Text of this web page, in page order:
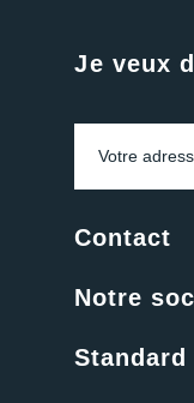
Je veux
Contact
Notre